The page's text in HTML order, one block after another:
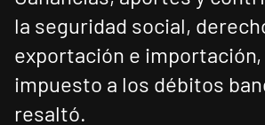
la seguridad social,
exportación e importación,
impuesto a los débitos
resaltó.